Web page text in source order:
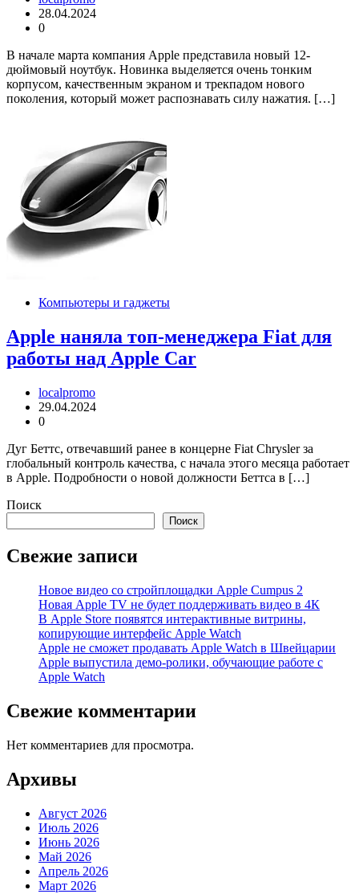
28.04.2024
0
В начале марта компания Apple представила новый 12-
дюймовый ноутбук. Новинка выделяется очень тонким
корпусом, качественным экраном и трекпадом нового
поколения, который может распознавать силу нажатия. […]
Компьютеры и гаджеты
Apple наняла топ-менеджера Fiat для
работы над Apple Car
localpromo
29.04.2024
0
Дуг Беттс, отвечавший ранее в концерне Fiat Chrysler за
глобальный контроль качества, с начала этого месяца работает
в Apple. Подробности о новой должности Беттса в […]
Поиск
Поиск
Свежие записи
Новое видео со стройплощадки Apple Cumpus 2
Новая Apple TV не будет поддерживать видео в 4К
В Apple Store появятся интерактивные витрины,
копирующие интерфейс Apple Watch
Apple не сможет продавать Apple Watch в Швейцарии
Apple выпустила демо-ролики, обучающие работе с
Apple Watch
Свежие комментарии
Нет комментариев для просмотра.
Архивы
Август 2026
Июль 2026
Июнь 2026
Май 2026
Апрель 2026
Март 2026